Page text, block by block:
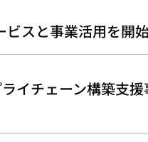
ビスと事業活用を開
イチェーン構築支